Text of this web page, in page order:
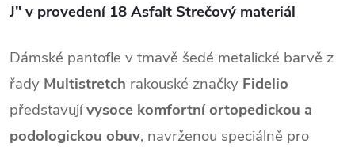
J" v provedení 18 Asfalt Strečový materiál
Dámské pantofle v tmavě šedé metalické barvě z
řady Multistretch rakouské značky Fidelio
představujívysoce komfortní ortopedickou a
podologickou obuv, navrženou speciálně pro